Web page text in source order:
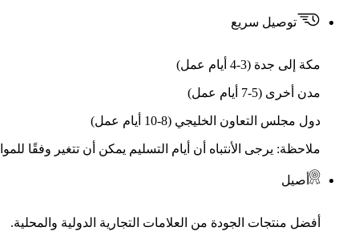
توصيل سريع
مكة إلى جدة (3-4 أيام عمل)
مدن أخرى (5-7 أيام عمل)
دول مجلس التعاون الخليجي (8-10 أيام عمل)
ملاحظة: يرجى الأنتباه أن أيام التسليم يمكن أن تتغير وفقًا
أصيل
أفضل منتجات الجودة من العلامات التجارية الدولية والمحلية.